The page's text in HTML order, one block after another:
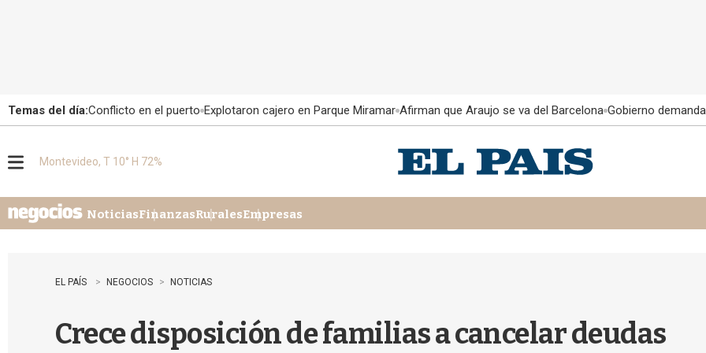
Temas del día:Conflicto en el puerto Explotaron cajero en Parque Miramar Afirman que Araujo se va del Barcelona Gobierno
u
Montevideo, T 10° H 72%
NoticiasFinanzasRuralesEmpresas
EL PAÍS NEGOCIOS NOTICIAS
Crece disposición de familias a cancelar deudas